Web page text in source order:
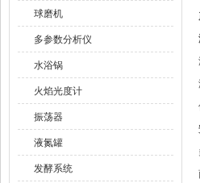
球磨机
多参数分析仪
水浴锅
火焰光度计
振荡器
液氮罐
发酵系统